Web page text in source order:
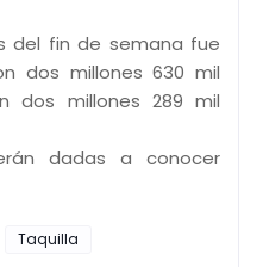
del fin de semana fue
dos millones 630 mil
dos millones 289 mil
dadas a conocer
Taquilla